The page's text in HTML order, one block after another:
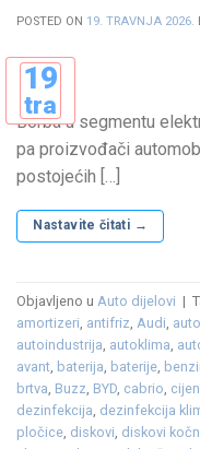
POSTED ON 19. TRAVNJA 2026.
19
tra
Borba u segmentu
pa proizvođači
postojećih […]
Nastavite čitati →
Objavljeno u Auto dijelovi |
amortizeri antifriz Audi auto
autoindustrija autoklima
avant baterija baterije
brtva Buzz BYD cabrio
dezinfekcija dezinfekcija
pločice diskovi diskovi